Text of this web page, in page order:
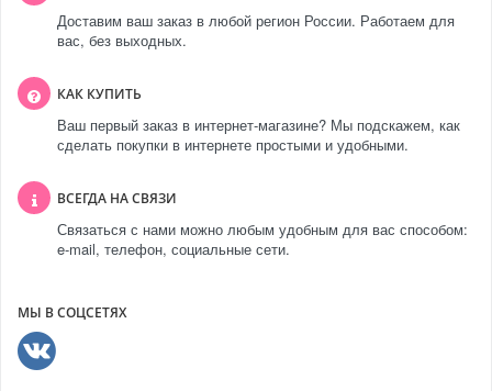
Доставим ваш заказ в любой регион России. Работаем для
вас, без выходных.
КАК КУПИТЬ
Ваш первый заказ в интернет-магазине? Мы подскажем, как
сделать покупки в интернете простыми и удобными.
ВСЕГДА НА СВЯЗИ
Связаться с нами можно любым удобным для вас способом:
e-mail, телефон, социальные сети.
МЫ В СОЦСЕТЯХ